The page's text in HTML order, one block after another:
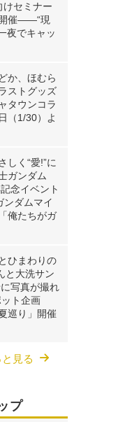
けセミナー
催――“現
夜でキャッ
か、ほむら
ストグッズ
タウンコラ
（1/30）よ
しく“愛!”に
ガンダム
念イベント
ンダムマイ
俺たちがガ
ひまわりの
と大洗サン
写真が撮れ
ト企画
巡り」開催
見る
プ